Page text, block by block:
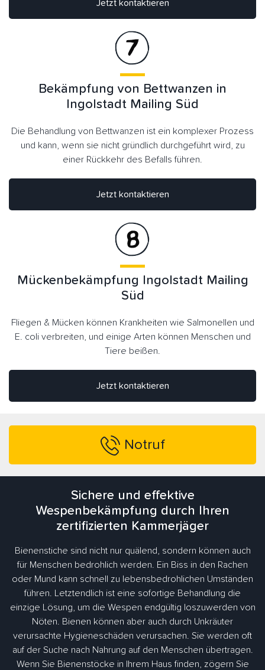
Jetzt kontaktieren
Bekämpfung von Bettwanzen in
Ingolstadt Mailing Süd
Die Behandlung von Bettwanzen ist ein komplexer Prozess
und kann, wenn sie nicht gründlich durchgeführt wird, zu
einer Rückkehr des Befalls führen.
Jetzt kontaktieren
Jetzt kontaktieren
Mückenbekämpfung Ingolstadt Mailing
Süd
Fliegen & Mücken können Krankheiten wie Salmonellen und
E. coli verbreiten, und einige Arten können Menschen und
Tiere beißen.
Notruf
Sichere und effektive
Wespenbekämpfung durch Ihren
zertifizierten Kammerjäger
Bienenstiche sind nicht nur quälend, sondern können auch
für Menschen bedrohlich werden. Ein Biss in den Rachen
oder Mund kann schnell zu lebensbedrohlichen Umständen
führen. Letztendlich ist eine sofortige Behandlung die
einzige Lösung, um die Wespen endgültig loszuwerden von
Nöten. Bienen können aber auch durch Unkräuter
verursachte Hygieneschäden verursachen. Sie werden oft
auf der Suche nach Nahrung auf den Menschen übertragen.
Wenn Sie Bienenstöcke in Ihrem Haus finden, zögern Sie